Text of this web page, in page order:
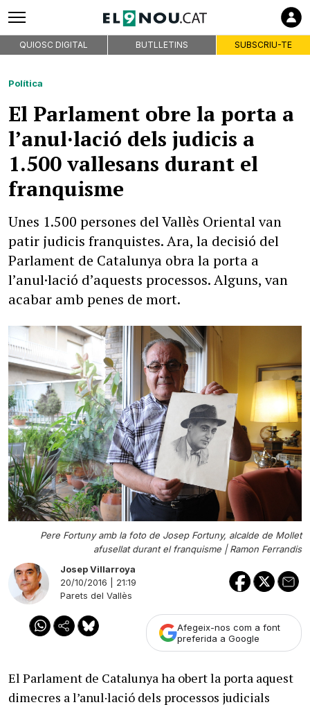
QUIOSC DIGITAL BUTLLETINS SUBSCRIU-TE
Política
El Parlament obre la porta a
l’anul·lació dels judicis a
1.500 vallesans durant el
franquisme
Unes 1.500 persones del Vallès Oriental van
patir judicis franquistes. Ara, la decisió del
Parlament de Catalunya obra la porta a
l’anul·lació d’aquests processos. Alguns, van
acabar amb penes de mort.
Pere Fortuny amb la foto de Josep Fortuny, alcalde de Mollet
afusellat durant el franquisme |Ramon Ferrandis
Josep Villarroya
20/10/2016 | 21:19
Parets del Vallès
Afegeix-nos com a font
preferida a Google
El Parlament de Catalunya ha obert la porta aquest
dimecres a l’anul·lació dels processos judicials